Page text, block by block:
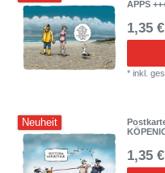
APPS
1,35
*inkl.
Neuheit
1,35